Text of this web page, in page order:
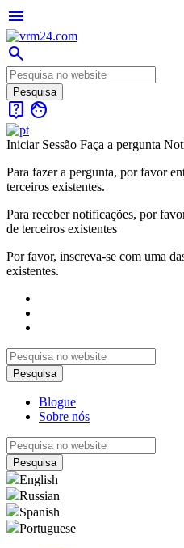
menu
search
live_help face
Iniciar Sessão Faça a pergunta
Para fazer a pergunta, por favor
terceiros existentes.
Para receber notificações, por
de terceiros existentes
Por favor, inscreva-se com uma
existentes.
Blogue
Sobre nós
English
Russian
Spanish
Portuguese